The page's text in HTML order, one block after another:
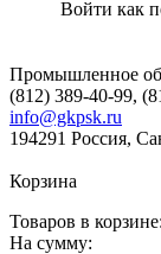
Войти как
Промышленное
(812) 389-40-99,
info@gkpsk.ru
194291 Россия,
Корзина
Товаров в корзине:
На сумму: